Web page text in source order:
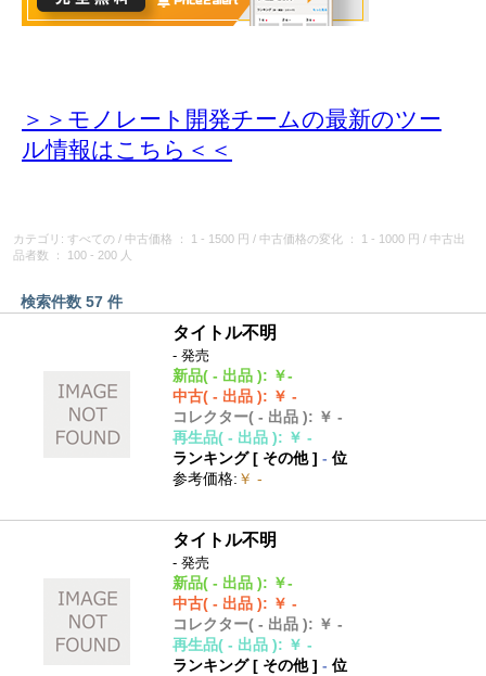
＞＞モノレート開発チームの最新のツー
ル情報はこちら＜＜
カテゴリ: すべての / 中古価格 ： 1 - 1500 円 / 中古価格の変化 ： 1 - 1000 円 / 中古出
品者数
： 100 - 200 人
検索件数 57 件
タイトル不明
- 発売
新品( - 出品 ): ￥-
中古( - 出品 ): ￥ -
コレクター( - 出品 ): ￥ -
再生品( - 出品 ): ￥ -
ランキング [ その他]- 位
参考価格: ￥ -
タイトル不明
- 発売
新品( - 出品 ): ￥-
中古( - 出品 ): ￥ -
コレクター( - 出品 ): ￥ -
再生品( - 出品 ): ￥ -
ランキング [ その他]- 位